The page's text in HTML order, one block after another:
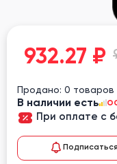
932.27 ₽
Продано: 0 товаров
В наличии есть
При оплате с
Подписаться